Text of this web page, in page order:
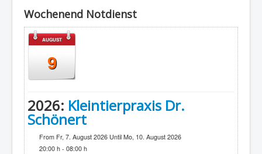
Wochenend Notdienst
AUGUST
9
2026: Kleintierpraxis Dr.
Schönert
From Fr, 7. August 2026 Until Mo, 10. August 2026
20:00 h - 08:00 h